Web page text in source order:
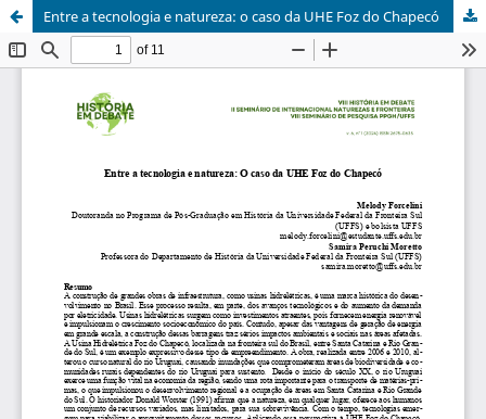
Entre a tecnologia e natureza: o caso da UHE Foz do Chapecó